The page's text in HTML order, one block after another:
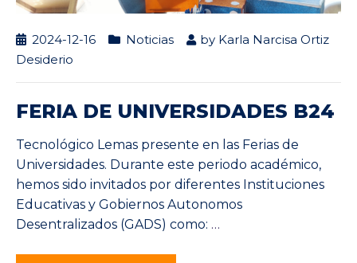
2024-12-16 Noticias by Karla Narcisa Ortiz
Desiderio
FERIA DE UNIVERSIDADES B24
Tecnológico Lemas presente en las Ferias de
Universidades. Durante este periodo académico,
hemos sido invitados por diferentes Instituciones
Educativas y Gobiernos Autonomos
Desentralizados (GADS) como: …